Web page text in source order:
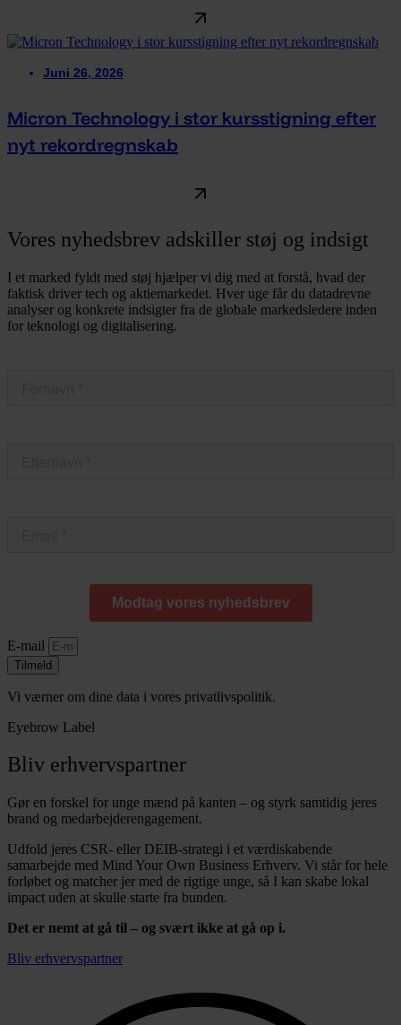
Juni 26, 2026
Micron Technology i stor kursstigning efter
nyt rekordregnskab
Vores nyhedsbrev adskiller støj og indsigt
I et marked fyldt med støj hjælper vi dig med at forstå, hvad der
faktisk driver tech og aktiemarkedet. Hver uge får du datadrevne
analyser og konkrete indsigter fra de globale markedsledere inden
for teknologi og digitalisering.
E-mail
Tilmeld
Vi værner om dine data i vores privatlivspolitik.
Eyebrow Label
Bliv erhvervspartner
Gør en forskel for unge mænd på kanten – og styrk samtidig jeres
brand og medarbejderengagement.
Udfold jeres CSR- eller DEIB-strategi i et værdiskabende
samarbejde med Mind Your Own Business Erhverv. Vi står for hele
forløbet og matcher jer med de rigtige unge, så I kan skabe lokal
impact uden at skulle starte fra bunden.
Det er nemt at gå til – og svært ikke at gå op i.
Bliv erhvervspartner